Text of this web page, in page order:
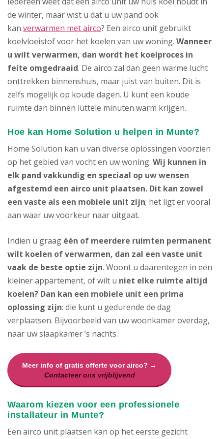
de winter, maar wist u dat u uw pand ook
kan verwarmen met airco? Een airco unit gebruikt
koelvloeistof voor het koelen van uw woning. Wanneer
u wilt verwarmen, dan wordt het koelproces in
feite omgedraaid. De airco zal dan geen warme lucht
onttrekken binnenshuis, maar juist van buiten. Dit is
zelfs mogelijk op koude dagen. U kunt een koude
ruimte dan binnen luttele minuten warm krijgen.
Hoe kan Home Solution u helpen in Munte?
Home Solution kan u van diverse oplossingen voorzien
op het gebied van vocht en uw woning. Wij kunnen in
elk pand vakkundig en speciaal op uw wensen
afgestemd een airco unit plaatsen. Dit kan zowel
een vaste als een mobiele unit zijn; het ligt er vooral
aan waar uw voorkeur naar uitgaat.
Indien u graag één of meerdere ruimten permanent
wilt koelen of verwarmen, dan zal een vaste unit
vaak de beste optie zijn. Woont u daarentegen in een
kleiner appartement, of wilt u niet elke ruimte altijd
koelen? Dan kan een mobiele unit een prima
oplossing zijn: die kunt u gedurende de dag
verplaatsen. Bijvoorbeeld van uw woonkamer overdag,
naar uw slaapkamer ’s nachts.
Meer info of gratis offerte voor airco? →
Contacteer ons vrijblijvend
Waarom kiezen voor een professionele
installateur in Munte?
Een airco unit plaatsen kan op het eerste gezicht